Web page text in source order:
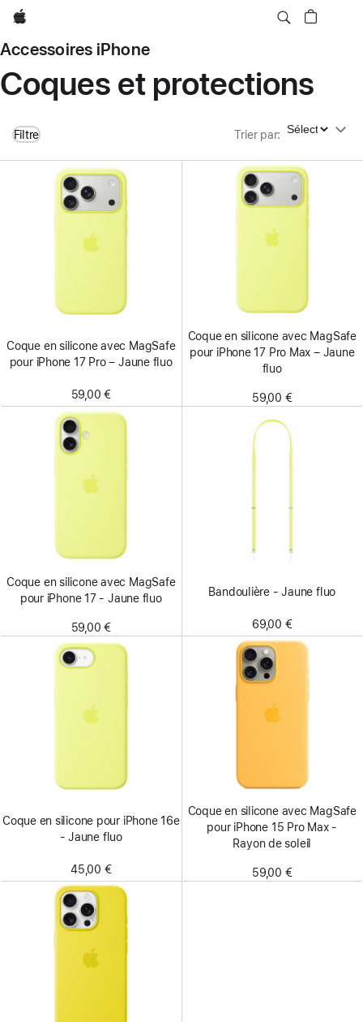
Apple
Accessoires iPhone
Coques et protections
Filtre Trier par: Trier par
Coque en silicone avec MagSafe
pour iPhone 17 Pro – Jaune fluo
59,00 €
Coque en silicone avec MagSafe
pour iPhone 17 Pro Max – Jaune
fluo
59,00 €
Coque en silicone avec MagSafe
pour iPhone 17 - Jaune fluo
59,00 €
Bandoulière - Jaune fluo
69,00 €
Coque en silicone pour iPhone 16e
- Jaune fluo
45,00 €
Coque en silicone avec MagSafe
pour iPhone 15 Pro Max -
Rayon de soleil
59,00 €